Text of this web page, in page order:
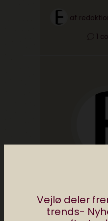
Vejlø deler
trends-
af
1
Elektronista
digitale tricks. Vi
kultur, om de